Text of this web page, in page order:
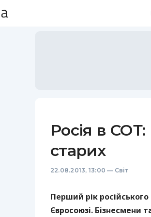
Росія в СОТ:
старих
22.08.2013, 13:00 — Світ
Перший рік
Євросоюзі. Бізнесмени